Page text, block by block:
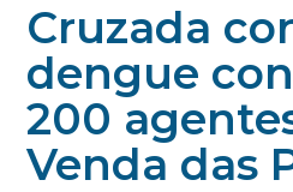
Cruzada
dengue
200
Venda das